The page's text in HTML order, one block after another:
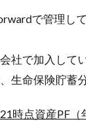
で管理し
社で加入して
生命保険貯蓄
時点資産PF（